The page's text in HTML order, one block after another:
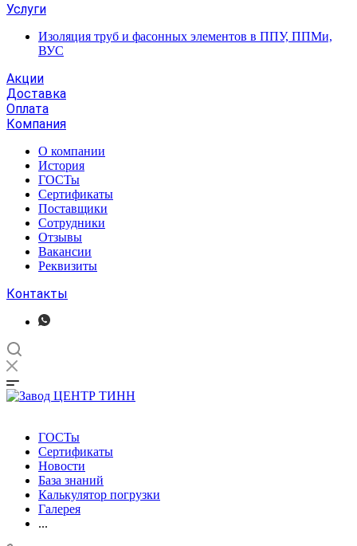
Услуги
Изоляция труб и фасонных элементов в ППУ, ППМи,
ВУС
Акции
Доставка
Оплата
Компания
О компании
История
ГОСТы
Сертификаты
Поставщики
Сотрудники
Отзывы
Вакансии
Реквизиты
Контакты
ГОСТы
Сертификаты
Новости
База знаний
Калькулятор погрузки
Галерея
...